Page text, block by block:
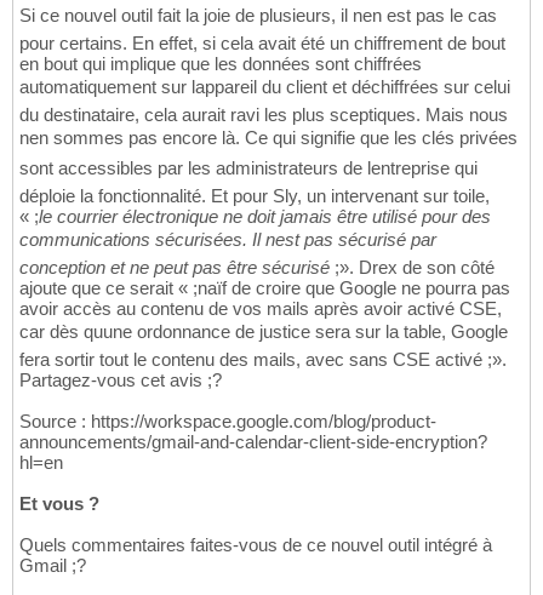
Si ce nouvel outil fait la joie de plusieurs, il nen est pas le cas
pour certains. En effet, si cela avait été un chiffrement de bout
en bout qui implique que les données sont chiffrées
automatiquement sur lappareil du client et déchiffrées sur celui
du destinataire, cela aurait ravi les plus sceptiques. Mais nous
nen sommes pas encore là. Ce qui signifie que les clés privées
sont accessibles par les administrateurs de lentreprise qui
déploie la fonctionnalité. Et pour Sly, un intervenant sur toile,
« ;le courrier électronique ne doit jamais être utilisé pour des
communications sécurisées. Il nest pas sécurisé par
conception et ne peut pas être sécurisé ;». Drex de son côté
ajoute que ce serait « ;naïf de croire que Google ne pourra pas
avoir accès au contenu de vos mails après avoir activé CSE,
car dès quune ordonnance de justice sera sur la table, Google
fera sortir tout le contenu des mails, avec sans CSE activé ;».
Partagez-vous cet avis ;?
Source : https://workspace.google.com/blog/product-
announcements/gmail-and-calendar-client-side-encryption?
hl=en
Et vous ?
Quels commentaires faites-vous de ce nouvel outil intégré à
Gmail ;?